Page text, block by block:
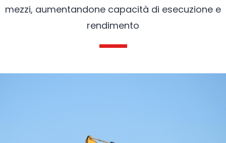
mezzi, aumentandone capacità di esecuzione e
rendimento